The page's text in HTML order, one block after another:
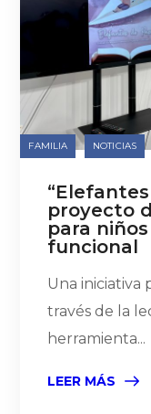
FAMILIA NOTICIAS
proyecto
para
funcional
Una iniciativa
través de la
herramienta...
LEER MÁS